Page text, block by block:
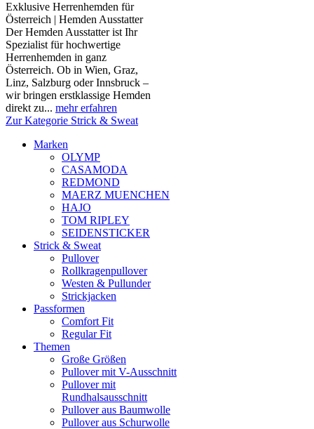
Exklusive Herrenhemden für
Österreich | Hemden Ausstatter
Der Hemden Ausstatter ist Ihr
Spezialist für hochwertige
Herrenhemden in ganz
Österreich. Ob in Wien, Graz,
Linz, Salzburg oder Innsbruck –
wir bringen erstklassige Hemden
direkt zu... mehr erfahren
Zur Kategorie Strick & Sweat
Marken
OLYMP
CASAMODA
REDMOND
MAERZ MUENCHEN
HAJO
TOM RIPLEY
SEIDENSTICKER
Strick & Sweat
Pullover
Rollkragenpullover
Westen & Pullunder
Strickjacken
Passformen
Comfort Fit
Regular Fit
Themen
Große Größen
Pullover mit V-Ausschnitt
Pullover mit
Rundhalsausschnitt
Pullover aus Baumwolle
Pullover aus Schurwolle